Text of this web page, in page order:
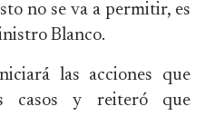
no se va a permitir, es
Blanco.
las acciones que
casos y reiteró que